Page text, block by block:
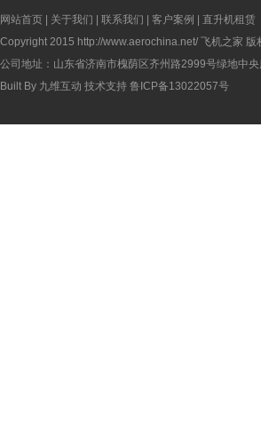
网站首页 | 关于我们 | 联系我们 | 客户案例 | 直升机租赁
Copyright 2015 http://www.aerochina.net/ 飞机之家 版
公司地址：山东省济南市槐荫区齐州路2999号绿地中
Built By 九维互动 技术支持 鲁ICP备13022057号